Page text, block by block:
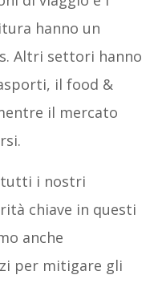
hanno un
Altri settori hanno
il food &
il mercato
tutti i nostri
chiave in questi
anche
per mitigare gli